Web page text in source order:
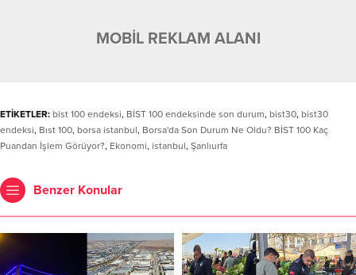
MOBİL REKLAM ALANI
ETİKETLER: bist 100 endeksi, BİST 100 endeksinde son durum, bist30, bist30
endeksi, Bıst 100, borsa istanbul, Borsa'da Son Durum Ne Oldu? BİST 100 Kaç
Puandan İşlem Görüyor?, Ekonomi, istanbul, Şanlıurfa
Benzer Konular